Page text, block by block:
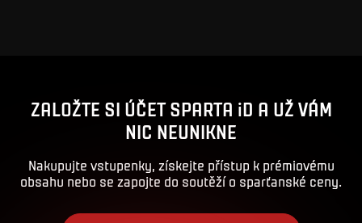
ZALOŽTE SI ÚČET SPARTA iD A UŽ VÁM
NIC NEUNIKNE
Nakupujte vstupenky, získejte přístup k prémiovému
obsahu nebo se zapojte do soutěží o sparťanské ceny.